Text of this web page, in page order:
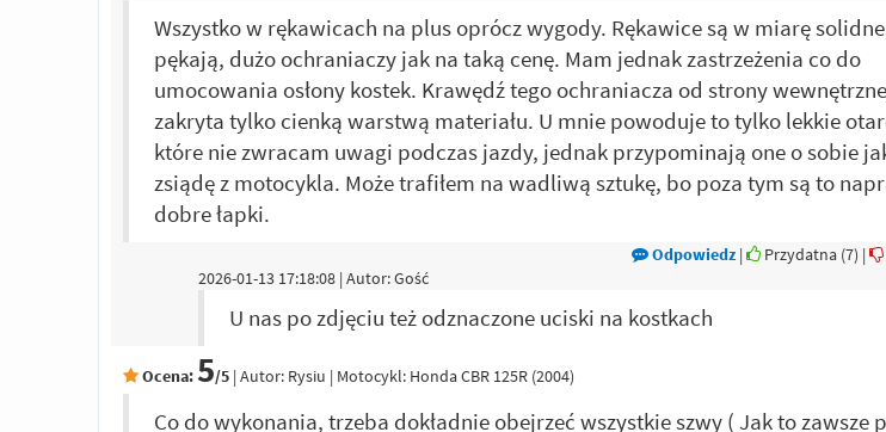
Wszystko w rękawicach na plus oprócz wygody. Rękawice są w miarę
pękają, dużo ochraniaczy jak na taką cenę. Mam jednak zastrzeżenia co do
umocowania osłony kostek. Krawędź tego ochraniacza od strony
zakryta tylko cienką warstwą materiału. U mnie powoduje to tylko lekkie
które nie zwracam uwagi podczas jazdy, jednak przypominają one o sobie
zsiądę z motocykla. Może trafiłem na wadliwą sztukę, bo poza tym są to
dobre łapki.
Odpowiedz| Przydatna (7) |
2026-01-13 17:18:08 | Autor: Gość
U nas po zdjęciu też odznaczone uciski na kostkach
Ocena: 5/5 | Autor: Rysiu | Motocykl: Honda CBR 125R (2004)
Co do wykonania, trzeba dokładnie obejrzeć wszystkie szwy ( Jak to zawsze